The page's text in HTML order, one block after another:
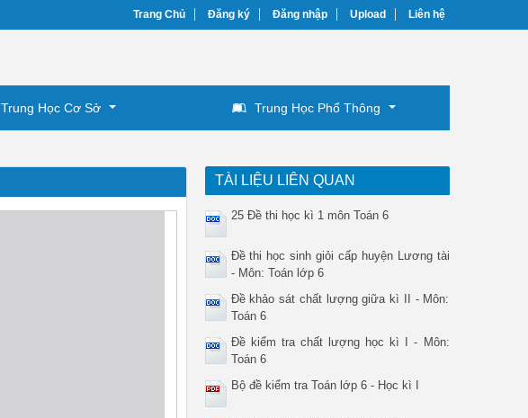
Trang Chủ Đăng ký Đăng nhập Upload Liên hệ
Trung Học Cơ Sở Trung Học Phổ Thông
TÀI LIỆU LIÊN QUAN
25 Đề thi học kì 1 môn Toán 6
Đề thi học sinh giỏi cấp huyện Lương tài
- Môn: Toán lớp 6
Đề khảo sát chất lượng giữa kì II - Môn:
Toán 6
Đề kiểm tra chất lượng học kì I - Môn:
Toán 6
Bộ đề kiểm tra Toán lớp 6 - Học kì I